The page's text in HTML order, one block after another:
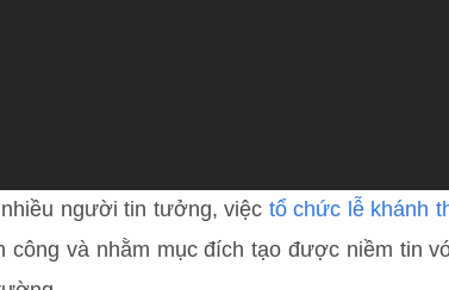
người tin tưởng, việc tổ chức lễ khánh
công và nhằm mục đích tạo được niềm tin